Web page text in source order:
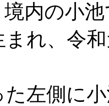
境内の小
れ、令
左側に